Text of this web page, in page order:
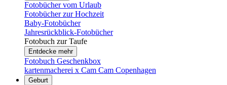
Fotobücher vom Urlaub
Fotobücher zur Hochzeit
Baby-Fotobücher
Jahresrückblick-Fotobücher
Fotobuch zur Taufe
Entdecke mehr
Fotobuch Geschenkbox
kartenmacherei x Cam Cam Copenhagen
Geburt